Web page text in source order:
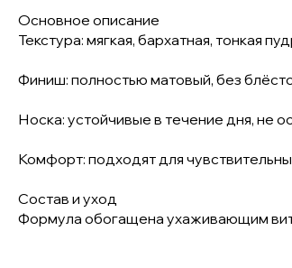
Основное описание
Текстура: мягкая, бархатная, тонкая
Финиш: полностью матовый, без
Носка: устойчивые в течение дня, не
Комфорт: подходят для
Состав и уход
Формула обогащена ухаживающим